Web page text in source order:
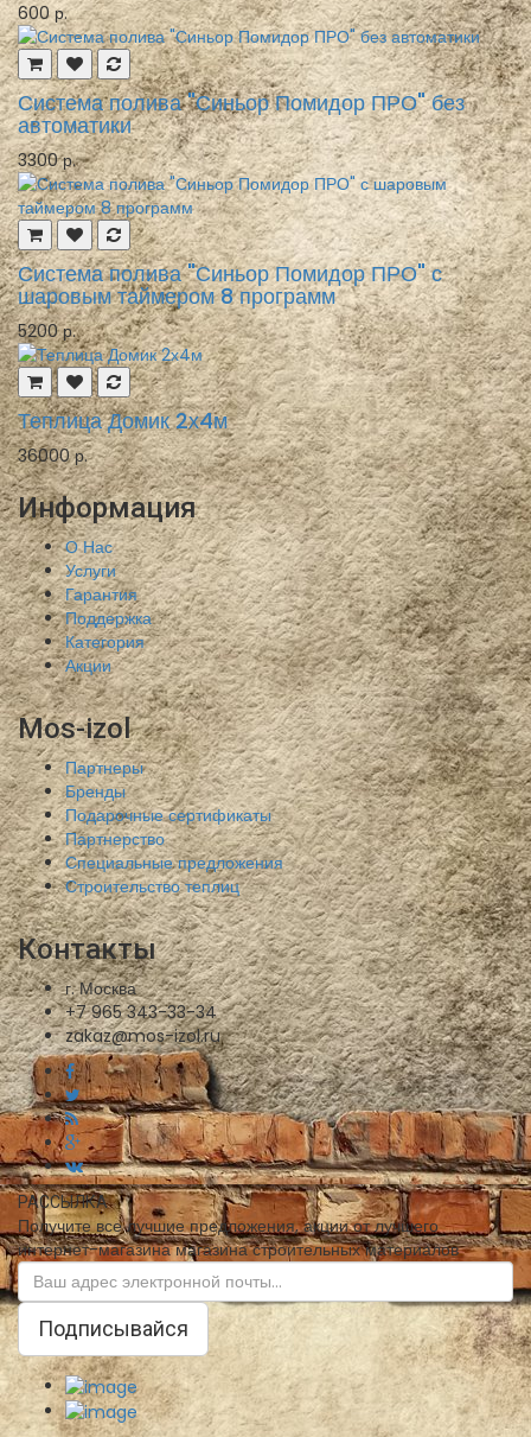
600 р.
Система полива "Синьор Помидор ПРО" без
автоматики
3300 р.
Система полива "Синьор Помидор ПРО" с
шаровым таймером 8 программ
5200 р.
Теплица Домик 2х4м
36000 р.
Информация
О Нас
Услуги
Гарантия
Поддержка
Категория
Акции
Mos-izol
Партнеры
Бренды
Подарочные сертификаты
Партнерство
Специальные предложения
Строительство теплиц
Контакты
г. Москва
+7 965 343-33-34
zakaz@mos-izol.ru
РАССЫЛКА
Получите все лучшие предложения, акции от лучшего
интернет-магазина магазина строительных материалов
Подписывайся